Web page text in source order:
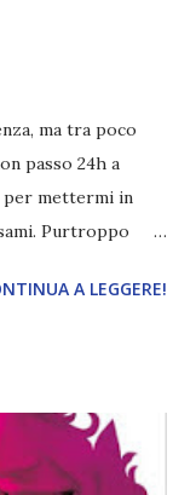
ma tra poco
passo 24h a
per mettermi in
Purtroppo
mi sa che
attualmente
prossime letture,
A LEGGERE!